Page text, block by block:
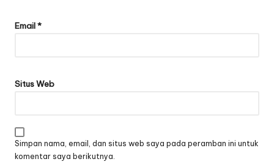
Email*
Situs Web
Simpan nama, email, dan situs web saya pada peramban ini untuk
komentar saya berikutnya.